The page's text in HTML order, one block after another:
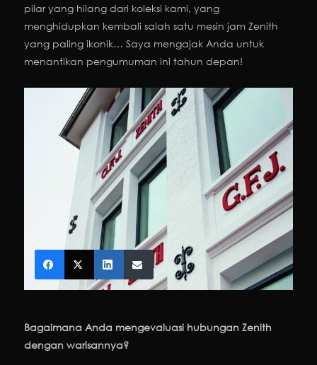
pilar yang hilang dari koleksi kami, yang
menghidupkan kembali salah satu mesin jam Zenith
yang paling ikonik… Saya mengajak Anda untuk
menantikan pengumuman ini tahun depan!
Bagaimana Anda mengevaluasi hubungan Zenith
dengan warisannya?